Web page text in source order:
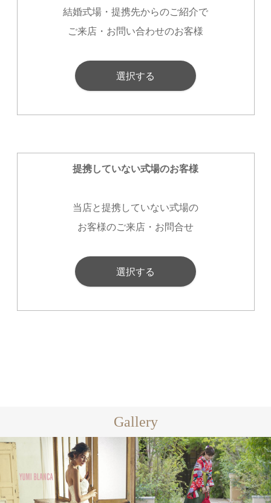
結婚式場・提携先からのご紹介で
ご来店・お問い合わせのお客様
選択する
提携していない式場のお客様
当店と提携していない式場の
お客様のご来店・お問合せ
選択する
Gallery